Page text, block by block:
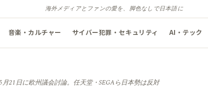
海外メディアとファンの愛を、脚色なしで日本語に
音楽・カルチャー サイバー犯罪・セキュリティ AI・テック
月21日に欧州議会討論。任天堂・SEGAら日本勢は反対